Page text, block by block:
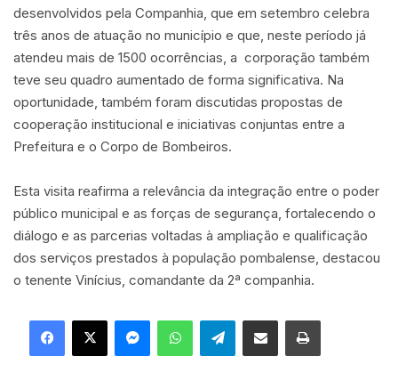
desenvolvidos pela Companhia, que em setembro celebra
três anos de atuação no município e que, neste período já
atendeu mais de 1500 ocorrências, a corporação também
teve seu quadro aumentado de forma significativa. Na
oportunidade, também foram discutidas propostas de
cooperação institucional e iniciativas conjuntas entre a
Prefeitura e o Corpo de Bombeiros.
Esta visita reafirma a relevância da integração entre o poder
público municipal e as forças de segurança, fortalecendo o
diálogo e as parcerias voltadas à ampliação e qualificação
dos serviços prestados à população pombalense, destacou
o tenente Vinícius, comandante da 2ª companhia.
X WhatsApp Telegram